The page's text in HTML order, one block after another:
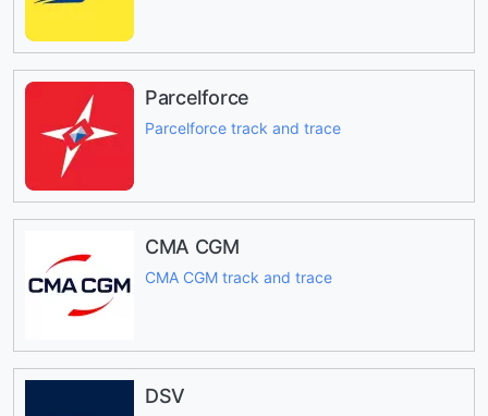
Parcelforce
Parcelforce track and trace
CMA CGM
CMA CGM track and trace
DSV